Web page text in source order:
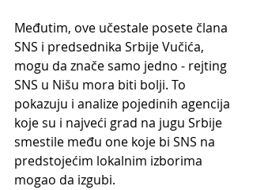
Međutim, ove učestale posete člana
SNS i predsednika Srbije Vučića,
mogu da znače samo jedno - rejting
SNS u Nišu mora biti bolji. To
pokazuju i analize pojedinih agencija
koje su i najveći grad na jugu Srbije
smestile među one koje bi SNS na
predstojećim lokalnim izborima
mogao da izgubi.